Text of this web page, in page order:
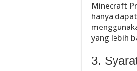
Minecraft
hanya
yang lebih
3.